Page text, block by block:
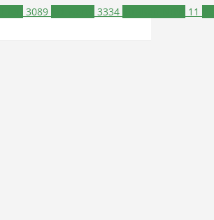
3089 3334 11